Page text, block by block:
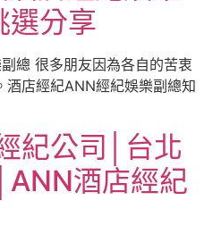
選分享
總 很多朋友因為各自的苦衷
店經紀ANN經紀娛樂副總知
紀公司│台北
酒店經紀